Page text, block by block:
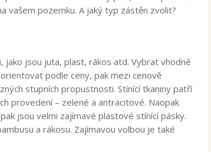
vašem pozemku. A jaký typ zástěn zvolit?
jako jsou juta, plast, rákos atd. Vybrat vhodné
podle ceny, pak mezi cenově
stupních propustnosti. Stínící tkaniny patří
provedení – zelené a antracitové. Naopak
jsou velmi zajímavé plastové stínící pásky.
a rákosu. Zajímavou volbou je také